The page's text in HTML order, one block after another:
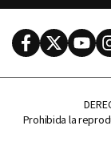
FacebookTwitter
Prohibida la